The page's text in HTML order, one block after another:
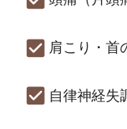
肩こり・首
自律神経失